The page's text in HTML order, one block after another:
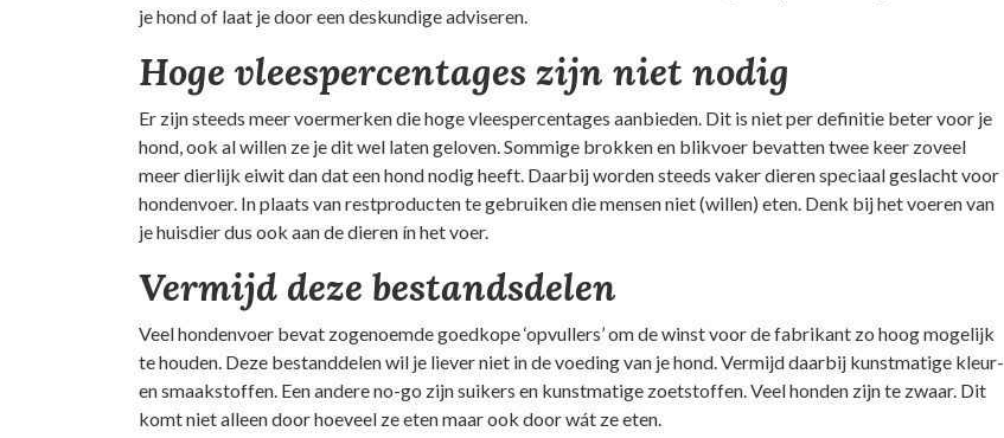
je hond of laat je door een deskundige adviseren.
Hoge vleespercentages zijn niet nodig
Er zijn steeds meer voermerken die hoge vleespercentages aanbieden. Dit is niet per definitie beter voor je
hond, ook al willen ze je dit wel laten geloven. Sommige brokken en blikvoer bevatten twee keer zoveel
meer dierlijk eiwit dan dat een hond nodig heeft. Daarbij worden steeds vaker dieren speciaal geslacht voor
hondenvoer. In plaats van restproducten te gebruiken die mensen niet (willen) eten. Denk bij het voeren van
je huisdier dus ook aan de dieren ín het voer.
Vermijd deze bestandsdelen
Veel hondenvoer bevat zogenoemde goedkope ‘opvullers’ om de winst voor de fabrikant zo hoog mogelijk
te houden. Deze bestanddelen wil je liever niet in de voeding van je hond. Vermijd daarbij kunstmatige kleur-
en smaakstoffen. Een andere no-go zijn suikers en kunstmatige zoetstoffen. Veel honden zijn te zwaar. Dit
komt niet alleen door hoeveel ze eten maar ook door wát ze eten.